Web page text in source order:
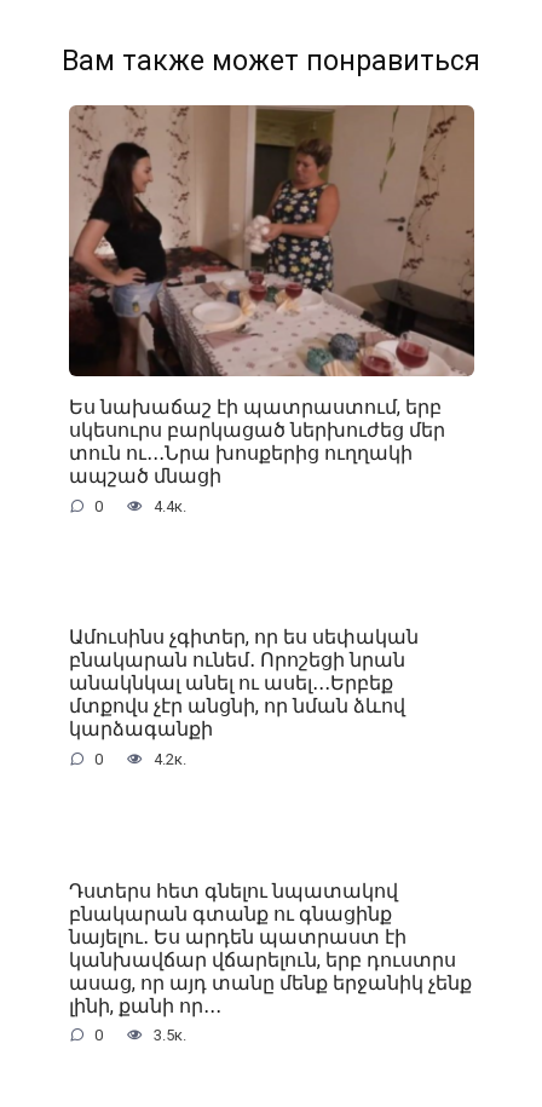
Вам также может понравиться
Ես նախաճաշ էի պատրաստում, երբ
սկեսուրս բարկացած ներխուժեց մեր
տուն ու․․․Նրա խոսքերից ուղղակի
ապշած մնացի
0 4.4к.
Ամուսինս չգիտեր, որ ես սեփական
բնակարան ունեմ․ Որոշեցի նրան
անակնկալ անել ու ասել․․․Երբեք
մտքովս չէր անցնի, որ նման ձևով
կարձագանքի
0 4.2к.
Դստերս հետ գնելու նպատակով
բնակարան գտանք ու գնացինք
նայելու․ Ես արդեն պատրաստ էի
կանխավճար վճարելուն, երբ դուստրս
ասաց, որ այդ տանը մենք երջանիկ չենք
լինի, քանի որ․․․
0 3.5к.